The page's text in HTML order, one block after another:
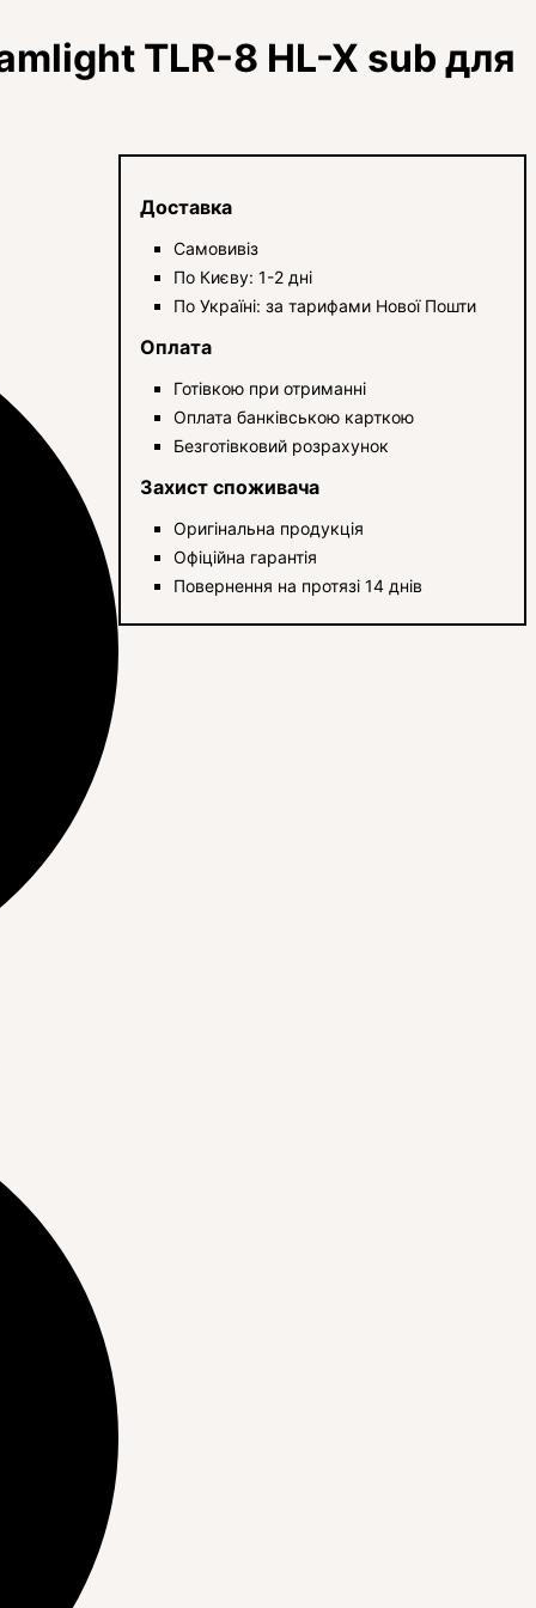
TLR-8 HL-X sub для
Доставка
Самовивіз
По Києву: 1-2 дні
По Україні: за тарифами Нової Пошти
Оплата
Готівкою при отриманні
Оплата банківською карткою
Безготівковий розрахунок
Захист споживача
Оригінальна продукція
Офіційна гарантія
Повернення на протязі 14 днів